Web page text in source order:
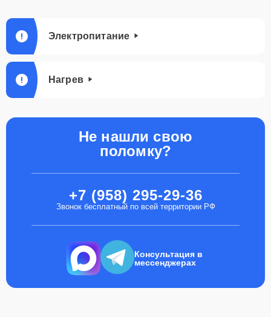
Электропитание
Нагрев
Не нашли свою
поломку?
+7 (958) 295-29-36
Звонок бесплатный по всей территории РФ
Консультация в
мессенджерах